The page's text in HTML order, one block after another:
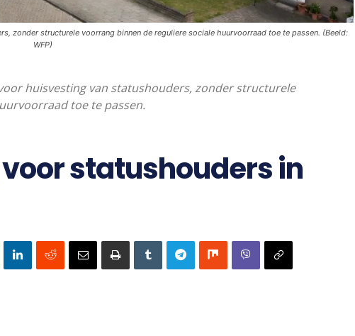
zonder structurele voorrang binnen de reguliere sociale huurvoorraad toe te passen. (Beeld:
WFP)
huisvesting van statushouders, zonder structurele
toe te passen.
statushouders in